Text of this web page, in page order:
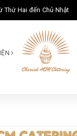
Thứ Hai đến Chủ Nhật